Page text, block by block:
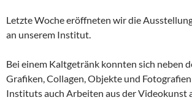
Letzte Woche eröffneten wir die
an unserem Institut.
Bei einem Kaltgetränk konnten sich neben
Grafiken, Collagen, Objekte und
Instituts auch Arbeiten aus der Videokunst